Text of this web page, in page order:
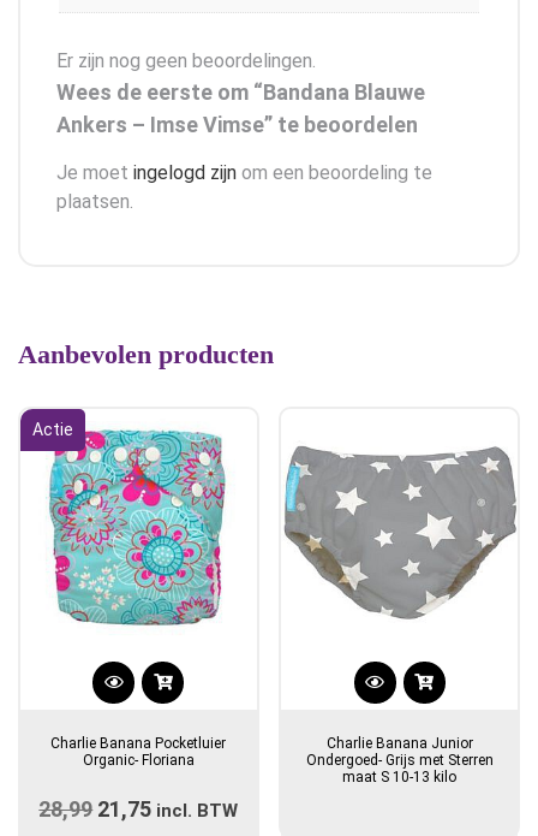
Er zijn nog geen beoordelingen.
Wees de eerste om “Bandana Blauwe
Ankers – Imse Vimse” te beoordelen
Je moet ingelogd zijn om een beoordeling te
plaatsen.
Aanbevolen producten
Actie
Charlie Banana Pocketluier
Organic- Floriana
28,99 Oorspronkelijke
21,75 Huidige
incl. BTW
Charlie Banana Junior
Ondergoed- Grijs met Sterren
maat S 10-13 kilo